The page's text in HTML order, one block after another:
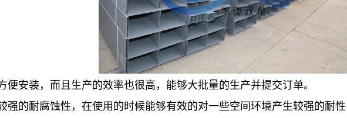
安装，而且生产的效率也很高，能够大批量的生产并提交订单。
的耐腐蚀性，在使用的时候能够有效的对一些空间环境产生较强的耐性